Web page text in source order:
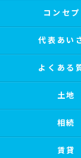
コンセ
代表あい
よくある
土地
相続
賃貸